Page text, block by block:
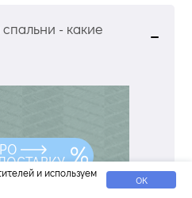
- какие
и используем
ОК